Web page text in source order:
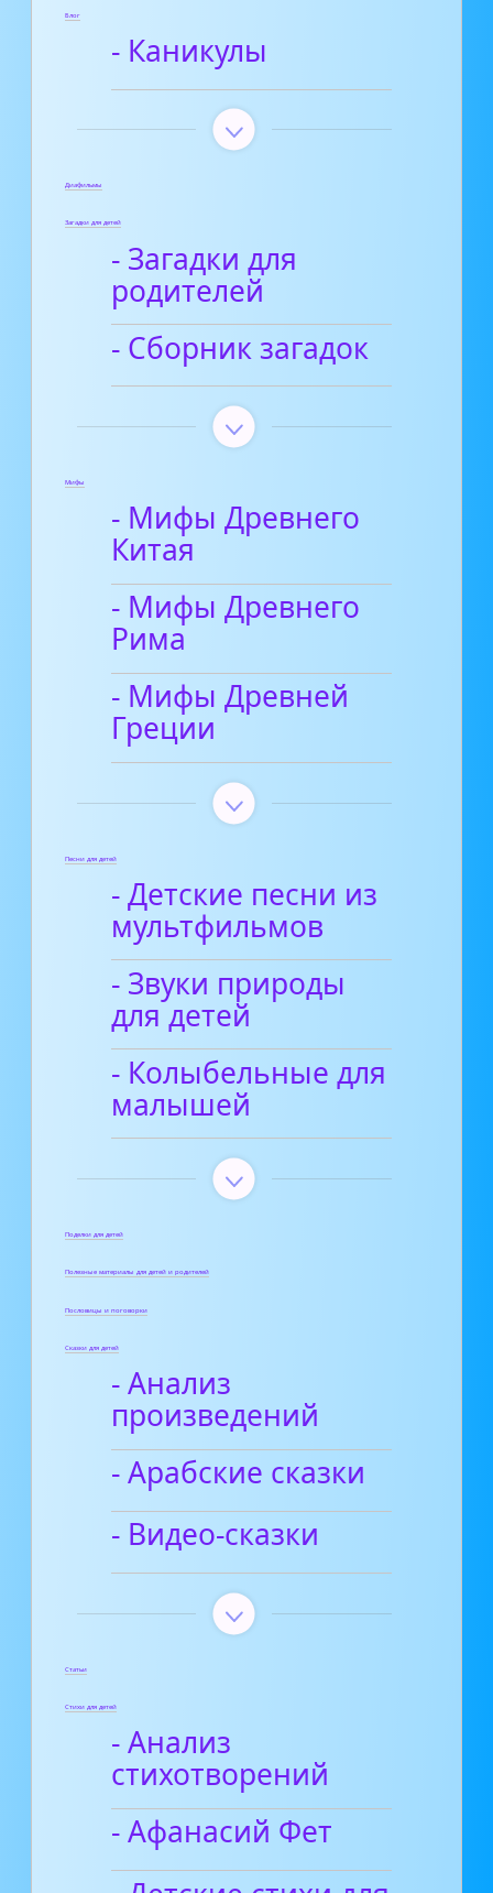
Блог
- Каникулы
Диафильмы
Загадки для детей
- Загадки для
родителей
- Сборник загадок
Мифы
- Мифы Древнего
Китая
- Мифы Древнего
Рима
- Мифы Древней
Греции
Песни для детей
- Детские песни из
мультфильмов
- Звуки природы
для детей
- Колыбельные для
малышей
Поделки для детей
Полезные материалы для детей и родителей
Пословицы и поговорки
Сказки для детей
- Анализ
произведений
- Арабские сказки
- Видео-сказки
Статьи
Стихи для детей
- Анализ
стихотворений
- Афанасий Фет